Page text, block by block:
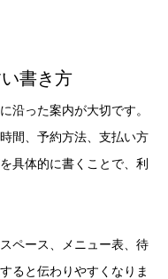
書き方
沿った案内が大切です。
間、予約方法、支払い方
具体的に書くことで、利
ペース、メニュー表、待
ると伝わりやすくなりま